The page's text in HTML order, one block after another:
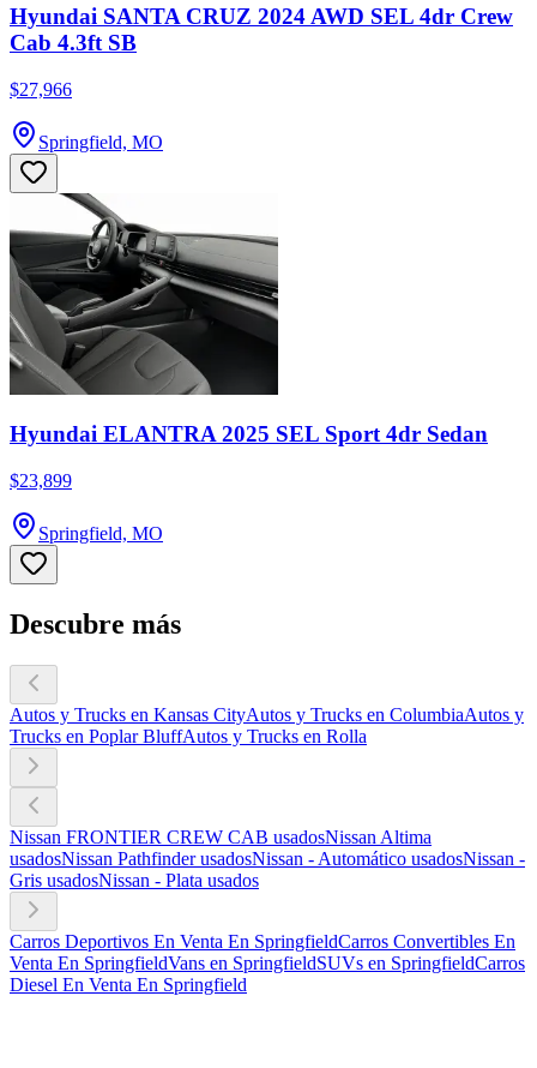
Hyundai SANTA CRUZ 2024 AWD SEL 4dr Crew
Cab 4.3ft SB
$27,966
Springfield, MO
Hyundai ELANTRA 2025 SEL Sport 4dr Sedan
$23,899
Springfield, MO
Descubre más
Autos y Trucks en Kansas CityAutos y Trucks en ColumbiaAutos y
Trucks en Poplar BluffAutos y Trucks en Rolla
Nissan FRONTIER CREW CAB usadosNissan Altima
usadosNissan Pathfinder usadosNissan - Automático usadosNissan -
Gris usadosNissan - Plata usados
Carros Deportivos En Venta En SpringfieldCarros Convertibles En
Venta En SpringfieldVans en SpringfieldSUVs en SpringfieldCarros
Diesel En Venta En Springfield